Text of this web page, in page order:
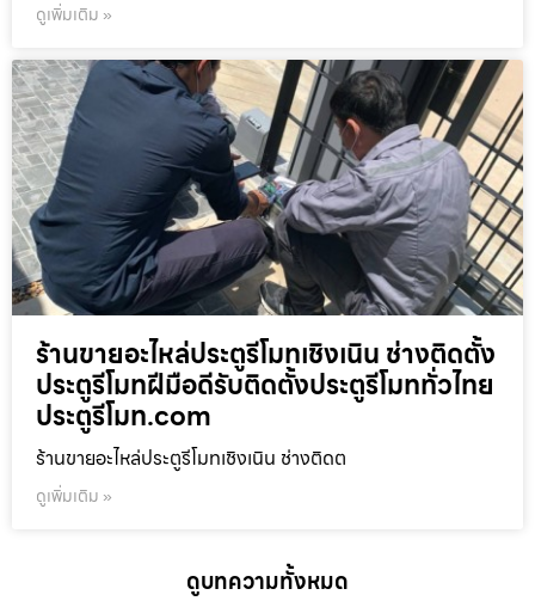
ดูเพิ่มเติม »
ร้านขายอะไหล่ประตูรีโมทเชิงเนิน ช่างติดตั้ง
ประตูรีโมทฝีมือดีรับติดตั้งประตูรีโมททั่วไทย
ประตูรีโมท.com
ร้านขายอะไหล่ประตูรีโมทเชิงเนิน ช่างติดต
ดูเพิ่มเติม »
ดูบทความทั้งหมด